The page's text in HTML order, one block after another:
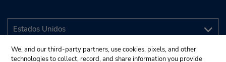
We, and our third-party partners, use cookies, pixels, and other
technologies to collect, record, and share information you provide